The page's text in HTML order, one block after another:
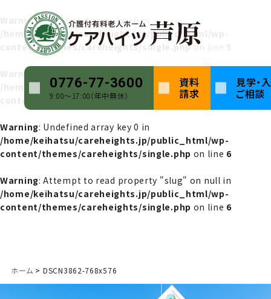
0776-77-3600
9:00〜17:00（年中無休）
資料
請求
見学・
ご相談
Warning: Undefined array key 0 in
/home/keihatsu/careheights.jp/public_html/wp-
content/themes/careheights/single.phpon line
Warning
/home/keihatsu/careheights.jp/public_html/wp-
content/themes/careheights/single.phpon line
Warning: Undefined array key 0 in
/home/keihatsu/careheights.jp/public_html/wp-
content/themes/careheights/single.php on line 6
Warning: Attempt to read property "slug" on null in
/home/keihatsu/careheights.jp/public_html/wp-
content/themes/careheights/single.php on line 6
ホーム DSCN3862-768x576